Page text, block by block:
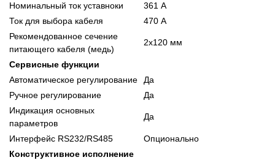
Номинальный ток уставноки
361 А
Ток для выбора кабеля
470 А
Рекомендованное сечение
питающего кабеля (медь)
2x120 мм
Сервисные функции
Автоматическое регулирование
Да
Ручное регулирование
Да
Индикация основных
параметров
Да
Интерфейс RS232/RS485
Опционально
Конструктивное исполнение